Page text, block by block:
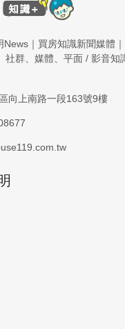
News｜買房知識新聞媒體
社群、媒體、平面 / 影音知
向上南路一段163號9樓